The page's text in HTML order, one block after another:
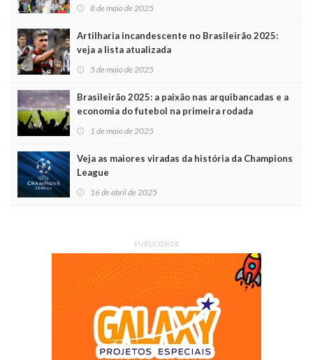
8 de maio de 2025
Artilharia incandescente no Brasileirão 2025:
veja a lista atualizada
5 de maio de 2025
Brasileirão 2025: a paixão nas arquibancadas e a
economia do futebol na primeira rodada
1 de maio de 2025
Veja as maiores viradas da história da Champions
League
16 de abril de 2025
PUBLICIDADE